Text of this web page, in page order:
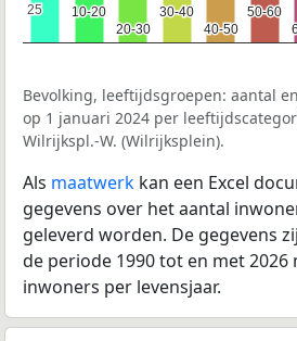
10-20
10-20
20-30
20-30
30-40
30-40
40-50
40-50
50-60
50-60
25
25
Bevolking, leeftijdsgroepen: aantal
op 1 januari 2024 per
Wilrijkspl.-W. (Wilrijksplein).
Als maatwerk kan een Excel
gegevens over het aantal
geleverd worden. De gegevens
de periode 1990 tot en met 2026
inwoners per levensjaar.